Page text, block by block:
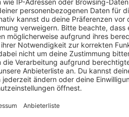
mich aber
dafür.
HAPE KERKELING
Dann hört euch doch mal den
konnte Barbara Schöneberger